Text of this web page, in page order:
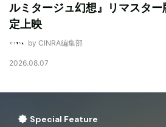
ルミタージュ幻想』リマスター
定上映
by CINRA編集部
2026.08.07
Special Feature